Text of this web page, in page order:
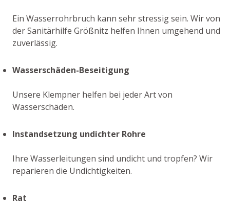
Ein Wasserrohrbruch kann sehr stressig sein. Wir von
der Sanitärhilfe Größnitz helfen Ihnen umgehend und
zuverlässig.
Wasserschäden-Beseitigung
Unsere Klempner helfen bei jeder Art von
Wasserschäden.
Instandsetzung undichter Rohre
Ihre Wasserleitungen sind undicht und tropfen? Wir
reparieren die Undichtigkeiten.
Rat